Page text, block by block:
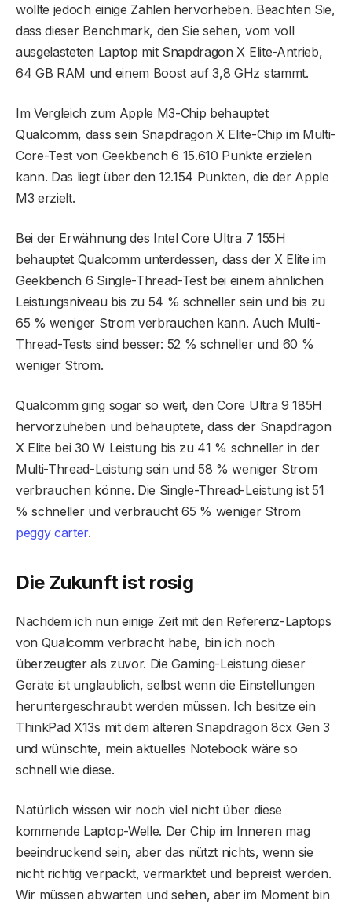
wollte jedoch einige Zahlen hervorheben. Beachten Sie,
dass dieser Benchmark, den Sie sehen, vom voll
ausgelasteten Laptop mit Snapdragon X Elite-Antrieb,
64 GB RAM und einem Boost auf 3,8 GHz stammt.
Im Vergleich zum Apple M3-Chip behauptet
Qualcomm, dass sein Snapdragon X Elite-Chip im Multi-
Core-Test von Geekbench 6 15.610 Punkte erzielen
kann. Das liegt über den 12.154 Punkten, die der Apple
M3 erzielt.
Bei der Erwähnung des Intel Core Ultra 7 155H
behauptet Qualcomm unterdessen, dass der X Elite im
Geekbench 6 Single-Thread-Test bei einem ähnlichen
Leistungsniveau bis zu 54 % schneller sein und bis zu
65 % weniger Strom verbrauchen kann. Auch Multi-
Thread-Tests sind besser: 52 % schneller und 60 %
weniger Strom.
Qualcomm ging sogar so weit, den Core Ultra 9 185H
hervorzuheben und behauptete, dass der Snapdragon
X Elite bei 30 W Leistung bis zu 41 % schneller in der
Multi-Thread-Leistung sein und 58 % weniger Strom
verbrauchen könne. Die Single-Thread-Leistung ist 51
% schneller und verbraucht 65 % weniger Strom
peggy carter.
Die Zukunft ist rosig
Nachdem ich nun einige Zeit mit den Referenz-Laptops
von Qualcomm verbracht habe, bin ich noch
überzeugter als zuvor. Die Gaming-Leistung dieser
Geräte ist unglaublich, selbst wenn die Einstellungen
heruntergeschraubt werden müssen. Ich besitze ein
ThinkPad X13s mit dem älteren Snapdragon 8cx Gen 3
und wünschte, mein aktuelles Notebook wäre so
schnell wie diese.
Natürlich wissen wir noch viel nicht über diese
kommende Laptop-Welle. Der Chip im Inneren mag
beeindruckend sein, aber das nützt nichts, wenn sie
nicht richtig verpackt, vermarktet und bepreist werden.
Wir müssen abwarten und sehen, aber im Moment bin